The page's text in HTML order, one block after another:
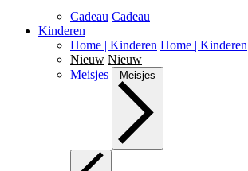
Cadeau Cadeau
Kinderen
Home | Kinderen Home | Kinderen
Nieuw Nieuw
Meisjes
Meisjes